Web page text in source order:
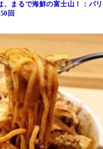
まるで海鮮の富士山！：パリ
回